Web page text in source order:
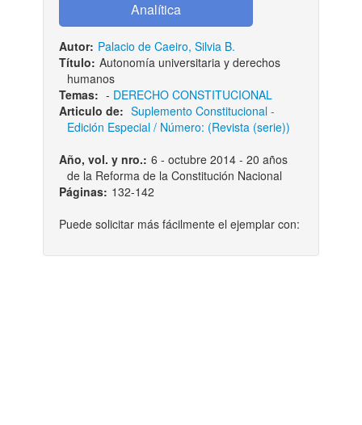
Autor: Palacio de Caeiro, Silvia B.
Título: Autonomía universitaria y derechos
humanos
Temas: - DERECHO CONSTITUCIONAL
Articulo de: Suplemento Constitucional -
Edición Especial / Número: (Revista (serie))
Año, vol. y nro.: 6 - octubre 2014 - 20 años
de la Reforma de la Constitución Nacional
Páginas: 132-142
Puede solicitar más fácilmente el ejemplar con: